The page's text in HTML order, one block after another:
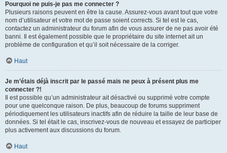
Pourquoi ne puis-je pas me connecter ?
Plusieurs raisons peuvent en être la cause. Assurez-vous avant tout que votre
nom d’utilisateur et votre mot de passe soient corrects. Si tel est le cas,
contactez un administrateur du forum afin de vous assurer de ne pas avoir été
banni. Il est également possible que le propriétaire du site internet ait un
problème de configuration et qu’il soit nécessaire de la corriger.
Haut
Je m’étais déjà inscrit par le passé mais ne peux à présent plus me
connecter ?!
Il est possible qu’un administrateur ait désactivé ou supprimé votre compte
pour une quelconque raison. De plus, beaucoup de forums suppriment
périodiquement les utilisateurs inactifs afin de réduire la taille de leur base de
données. Si tel était le cas, inscrivez-vous de nouveau et essayez de participer
plus activement aux discussions du forum.
Haut